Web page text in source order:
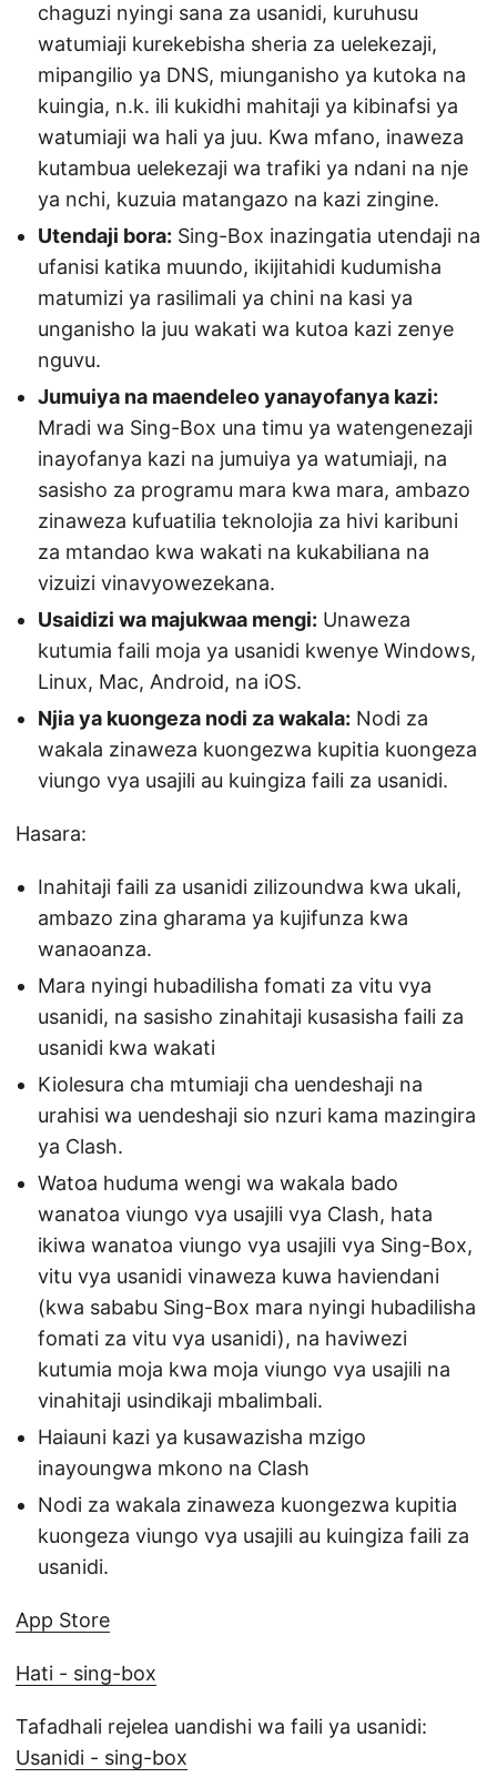
chaguzi nyingi sana za usanidi, kuruhusu
watumiaji kurekebisha sheria za uelekezaji,
mipangilio ya DNS, miunganisho ya kutoka na
kuingia, n.k. ili kukidhi mahitaji ya kibinafsi ya
watumiaji wa hali ya juu. Kwa mfano, inaweza
kutambua uelekezaji wa trafiki ya ndani na nje
ya nchi, kuzuia matangazo na kazi zingine.
Utendaji bora: Sing-Box inazingatia utendaji na
ufanisi katika muundo, ikijitahidi kudumisha
matumizi ya rasilimali ya chini na kasi ya
unganisho la juu wakati wa kutoa kazi zenye
nguvu.
Jumuiya na maendeleo yanayofanya kazi:
Mradi wa Sing-Box una timu ya watengenezaji
inayofanya kazi na jumuiya ya watumiaji, na
sasisho za programu mara kwa mara, ambazo
zinaweza kufuatilia teknolojia za hivi karibuni
za mtandao kwa wakati na kukabiliana na
vizuizi vinavyowezekana.
Usaidizi wa majukwaa mengi: Unaweza
kutumia faili moja ya usanidi kwenye Windows,
Linux, Mac, Android, na iOS.
Njia ya kuongeza nodi za wakala: Nodi za
wakala zinaweza kuongezwa kupitia kuongeza
viungo vya usajili au kuingiza faili za usanidi.
Hasara:
Inahitaji faili za usanidi zilizoundwa kwa ukali,
ambazo zina gharama ya kujifunza kwa
wanaoanza.
Mara nyingi hubadilisha fomati za vitu vya
usanidi, na sasisho zinahitaji kusasisha faili za
usanidi kwa wakati
Kiolesura cha mtumiaji cha uendeshaji na
urahisi wa uendeshaji sio nzuri kama mazingira
ya Clash.
Watoa huduma wengi wa wakala bado
wanatoa viungo vya usajili vya Clash, hata
ikiwa wanatoa viungo vya usajili vya Sing-Box,
vitu vya usanidi vinaweza kuwa haviendani
(kwa sababu Sing-Box mara nyingi hubadilisha
fomati za vitu vya usanidi), na haviwezi
kutumia moja kwa moja viungo vya usajili na
vinahitaji usindikaji mbalimbali.
Haiauni kazi ya kusawazisha mzigo
inayoungwa mkono na Clash
Nodi za wakala zinaweza kuongezwa kupitia
kuongeza viungo vya usajili au kuingiza faili za
usanidi.
App Store
Hati - sing-box
Tafadhali rejelea uandishi wa faili ya usanidi:
Usanidi - sing-box